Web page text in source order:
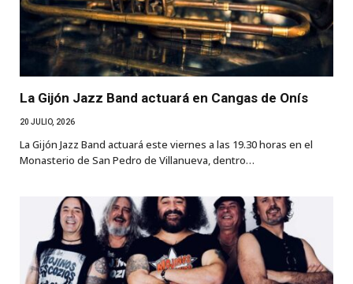
La Gijón Jazz Band actuará en Cangas de Onís
20 JULIO, 2026
La Gijón Jazz Band actuará este viernes a las 19.30 horas en el
Monasterio de San Pedro de Villanueva, dentro…